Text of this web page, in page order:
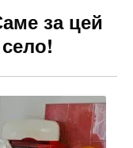
за цей